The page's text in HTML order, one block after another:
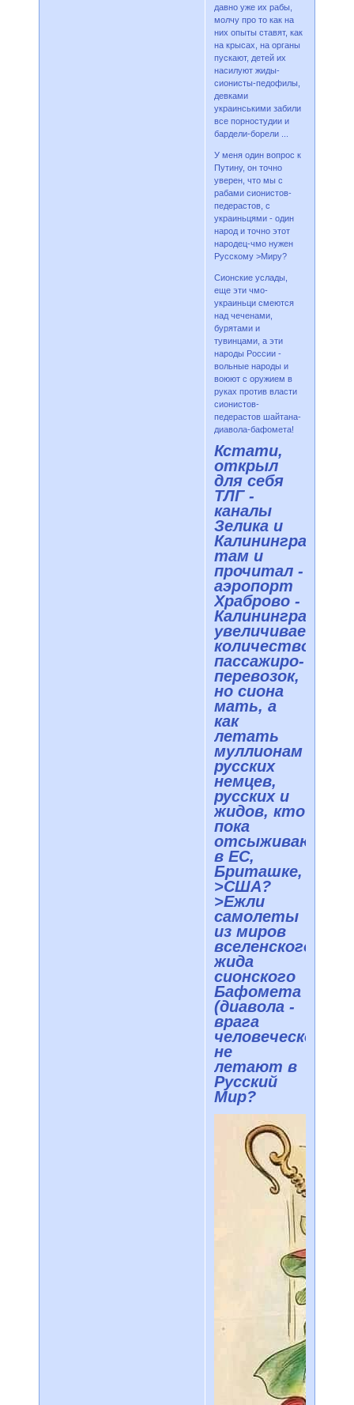
давно уже их рабы,
молчу про то как на
них опыты ставят, как
на крысах, на органы
пускают, детей их
насилуют жиды-
сионисты-педофилы,
девками
украинськими забили
все порностудии и
бардели-борели ...
У меня один вопрос к
Путину, он точно
уверен, что мы с
рабами сионистов-
педерастов, с
украиньцями - один
народ и точно этот
народец-чмо нужен
Русскому >Миру?
Сионские услады,
еще эти чмо-
украиньци смеются
над чеченами,
бурятами и
тувинцами, а эти
народы России -
вольные народы и
воюют с оружием в
руках против власти
сионистов-
педерастов шайтана-
диавола-бафомета!
Кстати,
открыл
для себя
ТЛГ -
каналы
Зелика и
Калининграда,
там и
прочитал -
аэропорт
Храброво -
Калининград
увеличивает
количество
пассажиро-
перевозок,
но сиона
мать, а
как
летать
муллионам
русских
немцев,
русских и
жидов, кто
пока
отсыживаются
в ЕС,
Бриташке,
>США?
>Ежли
самолеты
из миров
вселенского
жида
сионского
Бафомета
(диавола -
врага
человеческого)
не
летают в
Русский
Мир?